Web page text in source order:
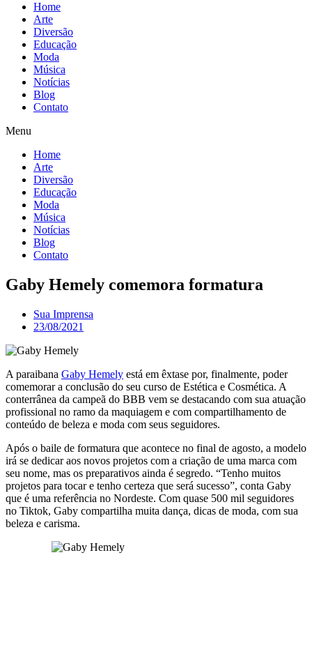
Home
Arte
Diversão
Educação
Moda
Música
Notícias
Blog
Contato
Menu
Home
Arte
Diversão
Educação
Moda
Música
Notícias
Blog
Contato
Gaby Hemely comemora formatura
Sua Imprensa
23/08/2021
A paraibana Gaby Hemely está em êxtase por, finalmente, poder
comemorar a conclusão do seu curso de Estética e Cosmética. A
conterrânea da campeã do BBB vem se destacando com sua atuação
profissional no ramo da maquiagem e com compartilhamento de
conteúdo de beleza e moda com seus seguidores.
Após o baile de formatura que acontece no final de agosto, a modelo
irá se dedicar aos novos projetos com a criação de uma marca com
seu nome, mas os preparativos ainda é segredo. “Tenho muitos
projetos para tocar e tenho certeza que será sucesso”, conta Gaby
que é uma referência no Nordeste. Com quase 500 mil seguidores
no Tiktok, Gaby compartilha muita dança, dicas de moda, com sua
beleza e carisma.